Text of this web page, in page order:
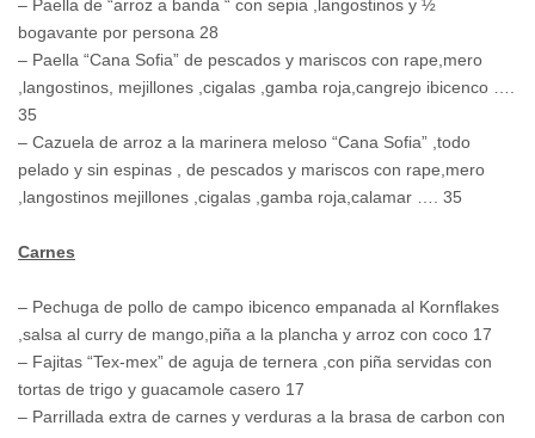
– Paella de “arroz a banda “ con sepia ,langostinos y ½
bogavante por persona 28
– Paella “Cana Sofia” de pescados y mariscos con rape,mero
,langostinos, mejillones ,cigalas ,gamba roja,cangrejo ibicenco ….
35
– Cazuela de arroz a la marinera meloso “Cana Sofia” ,todo
pelado y sin espinas , de pescados y mariscos con rape,mero
,langostinos mejillones ,cigalas ,gamba roja,calamar …. 35
Carnes
– Pechuga de pollo de campo ibicenco empanada al Kornflakes
,salsa al curry de mango,piña a la plancha y arroz con coco 17
– Fajitas “Tex-mex” de aguja de ternera ,con piña servidas con
tortas de trigo y guacamole casero 17
– Parrillada extra de carnes y verduras a la brasa de carbon con